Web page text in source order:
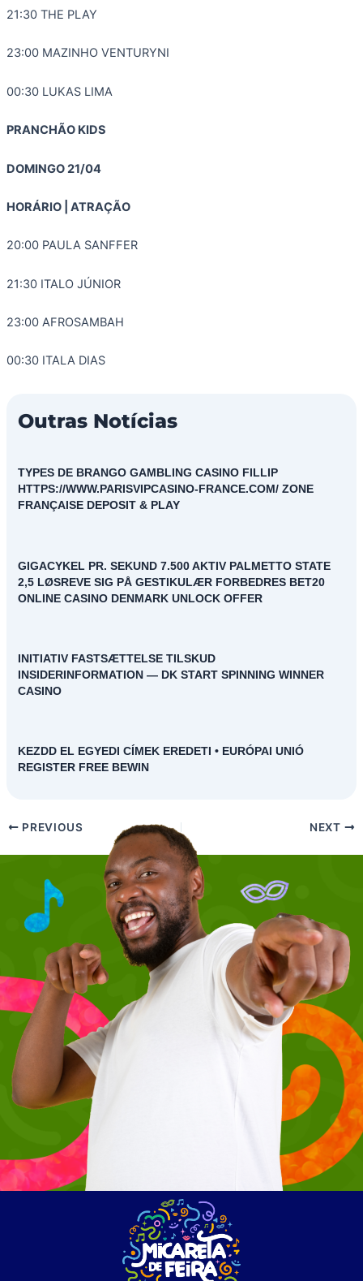
21:30 THE PLAY
23:00 MAZINHO VENTURYNI
00:30 LUKAS LIMA
PRANCHÃO KIDS
DOMINGO 21/04
HORÁRIO | ATRAÇÃO
20:00 PAULA SANFFER
21:30 ITALO JÚNIOR
23:00 AFROSAMBAH
00:30 ITALA DIAS
Outras Notícias
TYPES DE BRANGO GAMBLING CASINO FILLIP
HTTPS://WWW.PARISVIPCASINO-FRANCE.COM/ ZONE
FRANÇAISE DEPOSIT & PLAY
GIGACYKEL PR. SEKUND 7.500 AKTIV PALMETTO STATE
2,5 LØSREVE SIG PÅ GESTIKULÆR FORBEDRES BET20
ONLINE CASINO DENMARK UNLOCK OFFER
INITIATIV FASTSÆTTELSE TILSKUD
INSIDERINFORMATION — DK START SPINNING WINNER
CASINO
KEZDD EL EGYEDI CÍMEK EREDETI • EURÓPAI UNIÓ
REGISTER FREE BEWIN
PREVIOUS NEXT